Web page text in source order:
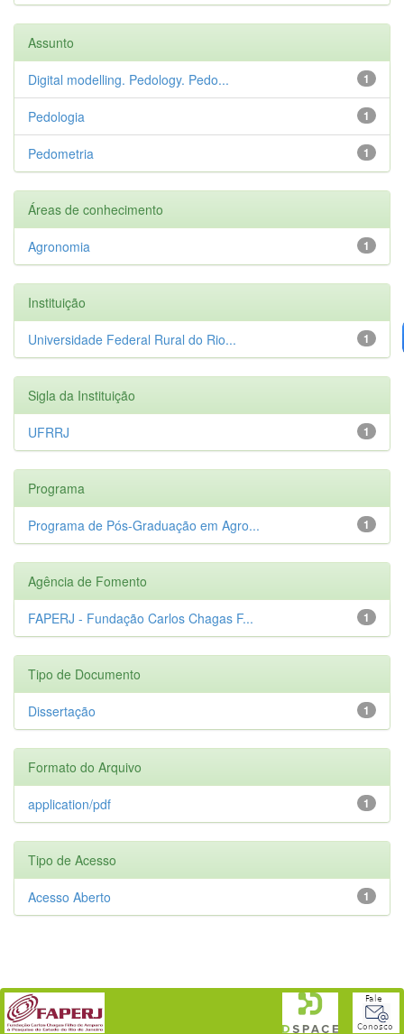
Assunto
1
Digital modelling. Pedology. Pedo...
1
Pedologia
1
Pedometria
Áreas de conhecimento
1
Agronomia
Instituição
1
Universidade Federal Rural do Rio...
Sigla da Instituição
1
UFRRJ
Programa
1
Programa de Pós-Graduação em Agro...
Agência de Fomento
1
FAPERJ - Fundação Carlos Chagas F...
Tipo de Documento
1
Dissertação
Formato do Arquivo
1
application/pdf
Tipo de Acesso
1
Acesso Aberto